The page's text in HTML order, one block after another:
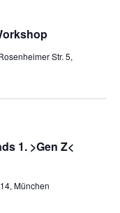
Str. 5,
1. >Gen Z<
München